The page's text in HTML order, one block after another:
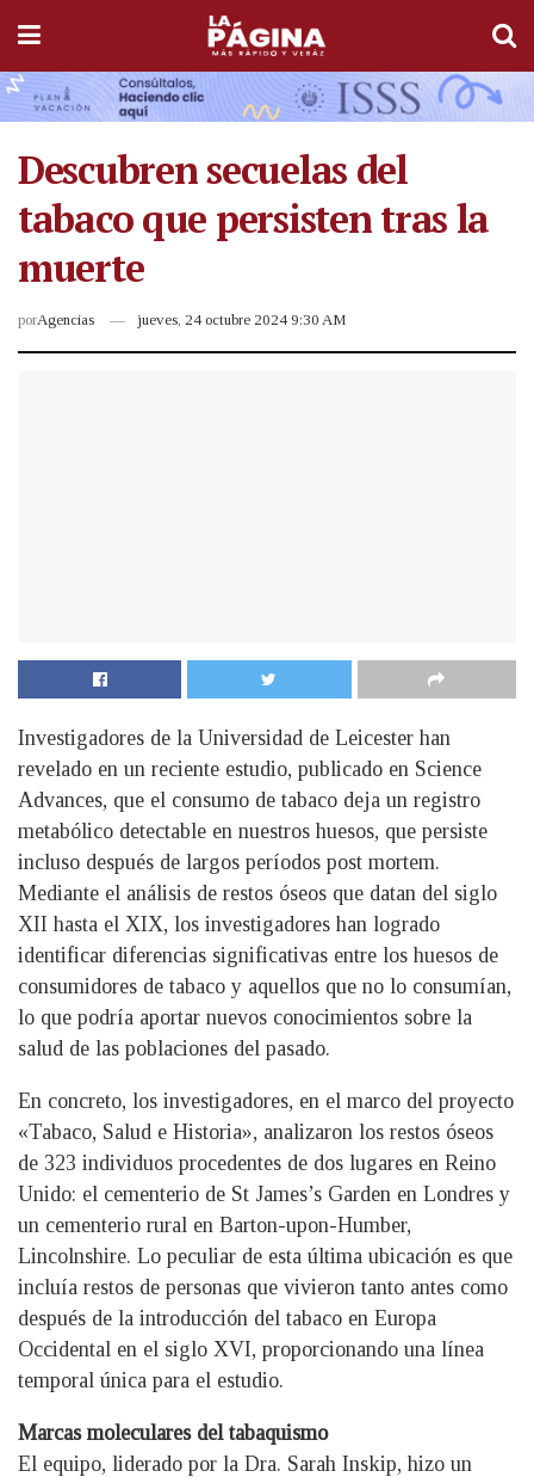
Descubren secuelas del
tabaco que persisten tras la
muerte
porAgencias jueves, 24 octubre 2024 9:30 AM
Investigadores de la Universidad de Leicester han
revelado en un reciente estudio, publicado en Science
Advances, que el consumo de tabaco deja un registro
metabólico detectable en nuestros huesos, que persiste
incluso después de largos períodos post mortem.
Mediante el análisis de restos óseos que datan del siglo
XII hasta el XIX, los investigadores han logrado
identificar diferencias significativas entre los huesos de
consumidores de tabaco y aquellos que no lo consumían,
lo que podría aportar nuevos conocimientos sobre la
salud de las poblaciones del pasado.
En concreto, los investigadores, en el marco del proyecto
«Tabaco, Salud e Historia», analizaron los restos óseos
de 323 individuos procedentes de dos lugares en Reino
Unido: el cementerio de St James’s Garden en Londres y
un cementerio rural en Barton-upon-Humber,
Lincolnshire. Lo peculiar de esta última ubicación es que
incluía restos de personas que vivieron tanto antes como
después de la introducción del tabaco en Europa
Occidental en el siglo XVI, proporcionando una línea
temporal única para el estudio.
Marcas moleculares del tabaquismo
El equipo, liderado por la Dra. Sarah Inskip, hizo un